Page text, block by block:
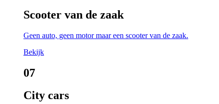
Scooter van de zaak
Geen auto, geen motor maar een scooter van de zaak.
Bekijk
07
City cars